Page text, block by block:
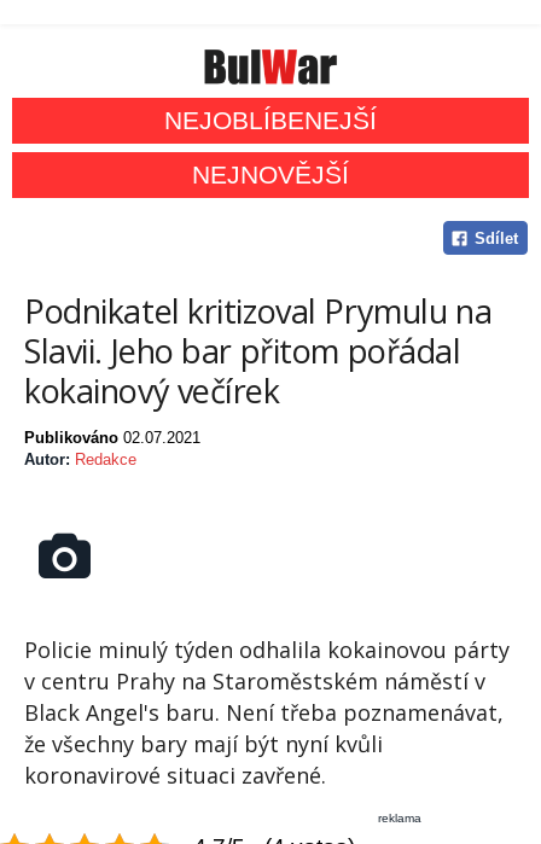
NEJOBLÍBENEJŠÍ
NEJNOVĚJŠÍ
Sdílet
Podnikatel kritizoval Prymulu na
Slavii. Jeho bar přitom pořádal
kokainový večírek
Publikováno 02.07.2021
Autor: Redakce
Policie minulý týden odhalila kokainovou párty
v centru Prahy na Staroměstském náměstí v
Black Angel's baru. Není třeba poznamenávat,
že všechny bary mají být nyní kvůli
koronavirové situaci zavřené.
reklama